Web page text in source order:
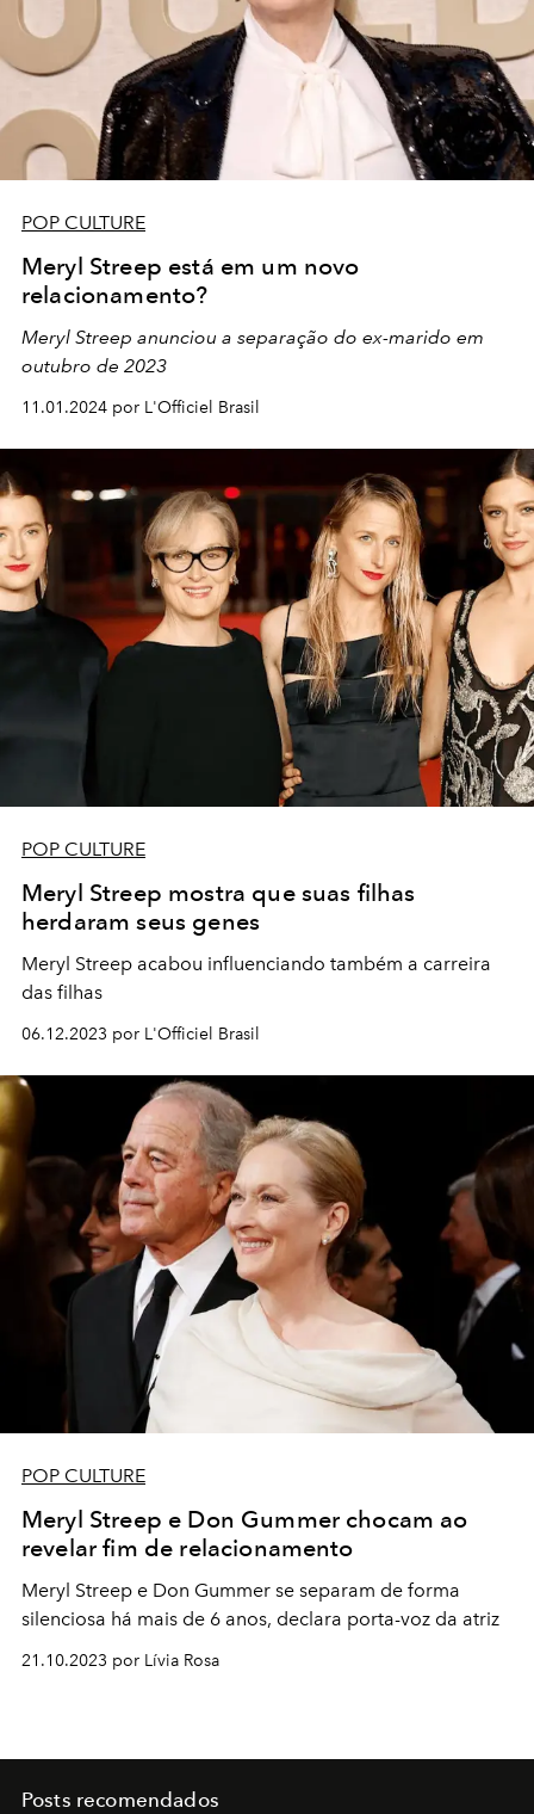
POP CULTURE
Meryl Streep está em um novo
relacionamento?
Meryl Streep anunciou a separação do ex-marido em
outubro de 2023
11.01.2024 por L'Officiel Brasil
POP CULTURE
Meryl Streep mostra que suas filhas
herdaram seus genes
Meryl Streep acabou influenciando também a carreira
das filhas
06.12.2023 por L'Officiel Brasil
POP CULTURE
Meryl Streep e Don Gummer chocam ao
revelar fim de relacionamento
Meryl Streep e Don Gummer se separam de forma
silenciosa há mais de 6 anos, declara porta-voz da atriz
21.10.2023 por Lívia Rosa
Posts recomendados